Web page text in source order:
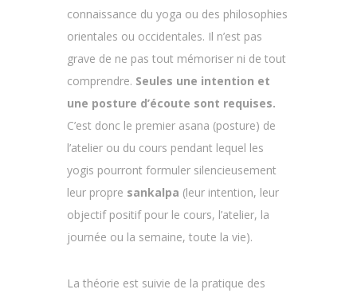
connaissance du yoga ou des philosophies
orientales ou occidentales. Il n’est pas
grave de ne pas tout mémoriser ni de tout
comprendre. Seules une intention et
une posture d’écoute sont requises.
C’est donc le premier asana (posture) de
l’atelier ou du cours pendant lequel les
yogis pourront formuler silencieusement
leur propre sankalpa (leur intention, leur
objectif positif pour le cours, l’atelier, la
journée ou la semaine, toute la vie).
La théorie est suivie de la pratique des